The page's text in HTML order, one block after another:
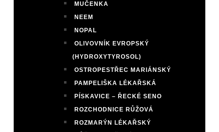
MUČENKA
NEEM
NOPAL
OLIVOVNÍK EVROPSKÝ
(HYDROXYTYROSOL)
OSTROPESTŘEC MARIÁNSKÝ
PAMPELIŠKA LÉKAŘSKÁ
PÍSKAVICE – ŘECKÉ SENO
ROZCHODNICE RŮŽOVÁ
ROZMARÝN LÉKAŘSKÝ